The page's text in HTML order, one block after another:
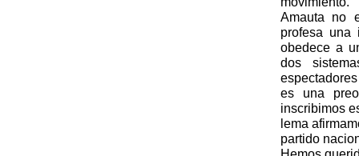
Amauta no
profesa una
obedece a
dos
es una
inscribimos
lema
partido